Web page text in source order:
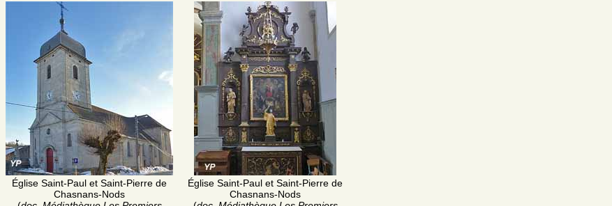
Église Saint-Paul et Saint-Pierre de
Chasnans-Nods
Église Saint-Paul et Saint-Pierre de
Chasnans-Nods